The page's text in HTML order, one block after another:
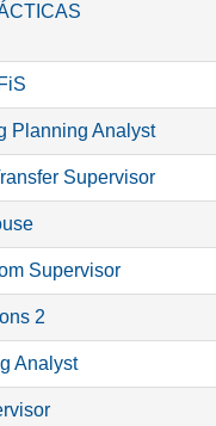
Planning Analyst
Supervisor
Supervisor
2
Analyst